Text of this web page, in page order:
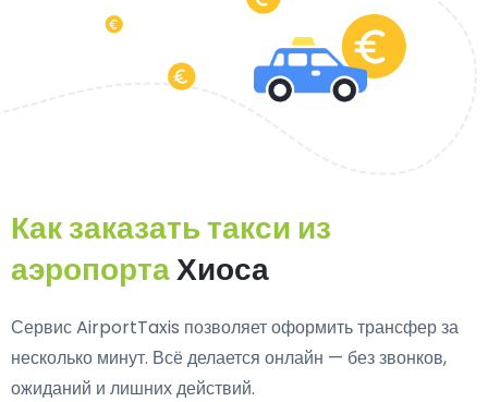
Как заказать такси из
аэропортаХиоса
Сервис AirportTaxis позволяет оформить трансфер за
несколько минут. Всё делается онлайн — без звонков,
ожиданий и лишних действий.